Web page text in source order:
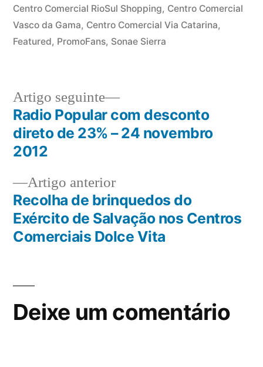
Centro Comercial RioSul Shopping, Centro Comercial
Vasco da Gama, Centro Comercial Via Catarina,
Featured, PromoFans, Sonae Sierra
Navegação
de
artigos
Artigo anteriorArtigo
anterior:
Recolha de brinquedos do
Exército de Salvação nos Centros
Comerciais Dolce Vita
Artigo seguinte
Artigo
seguinte:
Radio Popular com desconto
direto de 23% – 24 novembro
2012
Deixe um comentário